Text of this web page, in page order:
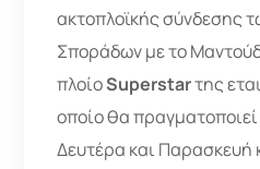
ακτοπλοϊκής σύνδεσης
Σποράδων με το
πλοίοSuperstarτης
οποίο θα
Δευτέρα και Παρασκευή